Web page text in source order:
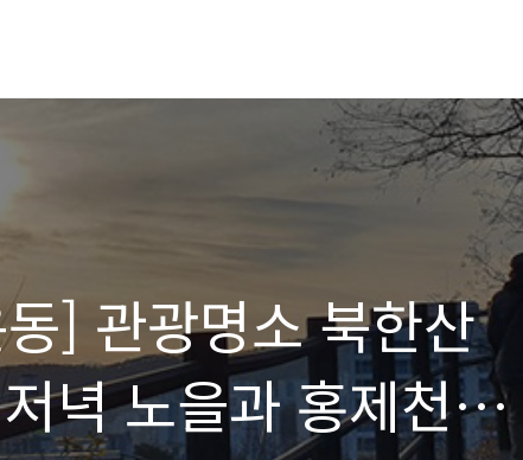
] 관광명소 북한산
녁 노을과 홍제천